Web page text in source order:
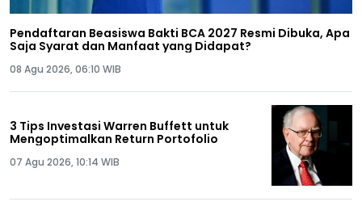
Pendaftaran Beasiswa Bakti BCA 2027 Resmi Dibuka, Apa
Saja Syarat dan Manfaat yang Didapat?
08 Agu 2026, 06:10 WIB
3 Tips Investasi Warren Buffett untuk
Mengoptimalkan Return Portofolio
07 Agu 2026, 10:14 WIB